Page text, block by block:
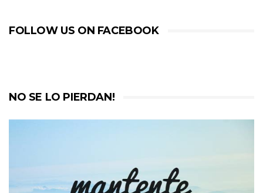
FOLLOW US ON FACEBOOK
NO SE LO PIERDAN!